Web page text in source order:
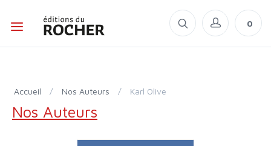
0
Accueil / Nos Auteurs / Karl Olive
Nos Auteurs